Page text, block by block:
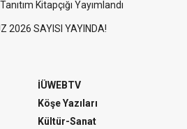
Kitapçığı Yayımlandı
2026 SAYISI YAYINDA!
İÜWEBTV
Köşe Yazıları
Kültür-Sanat